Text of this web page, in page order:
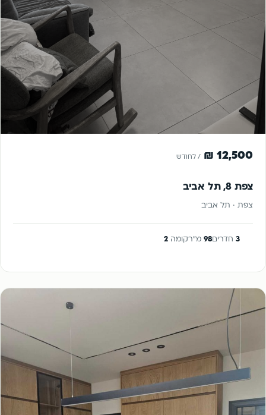
12,500 ₪ / לחודש
צפת 8, תל אביב
צפת · תל אביב
3 חדרים98 מ"רקומה2